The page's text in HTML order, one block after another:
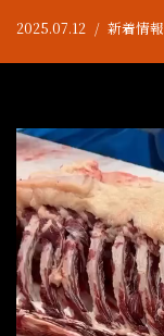
ス
2025.07.12 新着情報